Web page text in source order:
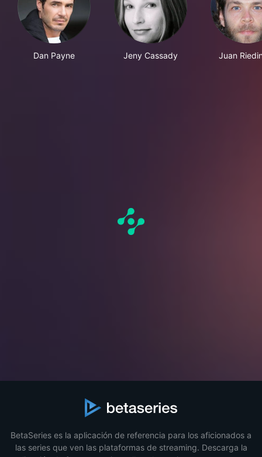
Dan Payne Jeny Cassady Juan
BetaSeries es la aplicación de referencia para los aficionados a
las series que ven las plataformas de streaming. Descarga la